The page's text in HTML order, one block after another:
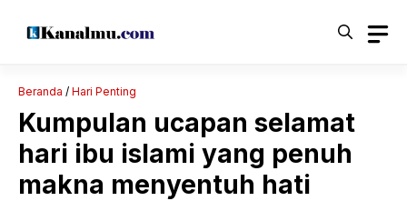
Beranda / Hari Penting
Kumpulan ucapan selamat
hari ibu islami yang penuh
makna menyentuh hati